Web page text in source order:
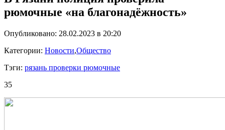
рюмочные «на благонадёжность»
Опубликовано: 28.02.2023 в 20:20
Категории: Новости,Общество
Тэги: рязань проверки рюмочные
35